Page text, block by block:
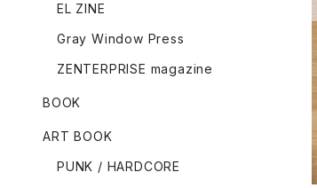
EL ZINE
Gray Window Press
ZENTERPRISE magazine
BOOK
ART BOOK
PUNK / HARDCORE